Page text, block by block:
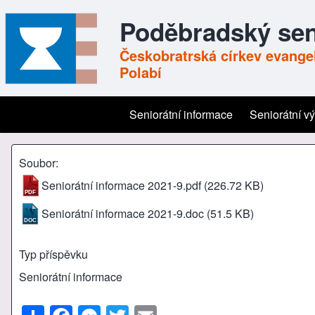
Poděbradský
Českobratrská církev
Polabí
Main navigation
Seniorátní informace Seniorátní
Soubor
Seniorátní informace 2021-9.pdf (226.72 KB)
Seniorátní informace 2021-9.doc (51.5 KB)
Typ příspěvku
Seniorátní informace